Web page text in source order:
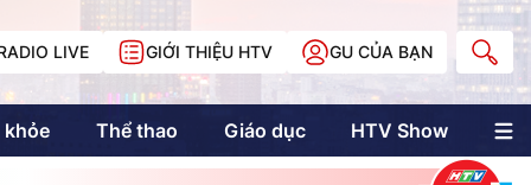
LIVE GIỚI THIỆU HTV GU CỦA BẠN
khỏe Thể thao Giáo dục HTV Show